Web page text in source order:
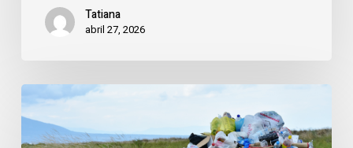
Tatiana
abril 27, 2026
Rozas: